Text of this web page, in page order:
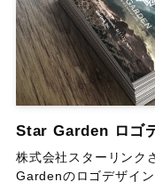
Star Garden ロゴ
株式会社スターリンク
Gardenのロゴデザイン